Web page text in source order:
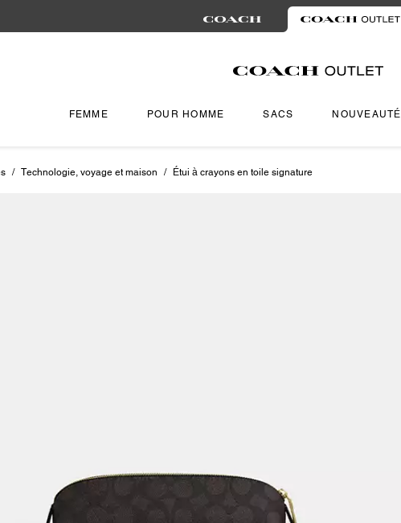
FEMME POUR HOMME SACS NOUVEAUTÉ
/ Technologie, voyage et maison / Étui à crayons en toile signature